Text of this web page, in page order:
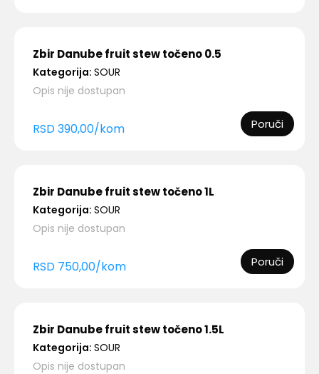
Zbir Danube fruit stew točeno 0.5
Kategorija: SOUR
Opis nije dostupan
RSD390,00/kom Poruči
Zbir Danube fruit stew točeno 1L
Kategorija: SOUR
Opis nije dostupan
RSD 750,00/kom Poruči
Zbir Danube fruit stew točeno 1.5L
Kategorija: SOUR
Opis nije dostupan